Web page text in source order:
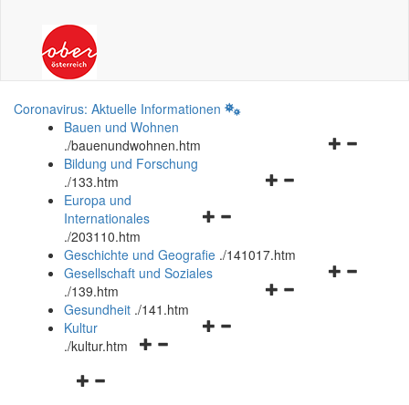
Coronavirus: Aktuelle Informationen
Bauen und Wohnen
./bauenundwohnen.htm
Navigationsmenü
Bildung und Forschung
./133.htm
Navigationsmenü
und
schließen
Europa und
Internationales
./203110.htm
Geschichte und Geografie ./141017.htm
Navigationsmenü
Gesellschaft und Soziales
./139.htm
Navigationsmenü
Gesundheit ./141.htm
Navigationsmenü
Kultur
./kultur.htm
Navigationsmenü